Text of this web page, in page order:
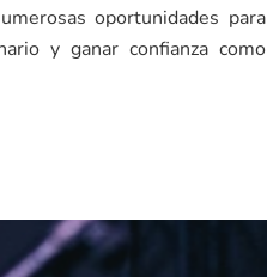
oportunidades para
y ganar confianza como